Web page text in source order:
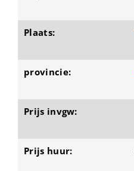
Plaats:
provincie:
Prijs invgw:
Prijs huur: